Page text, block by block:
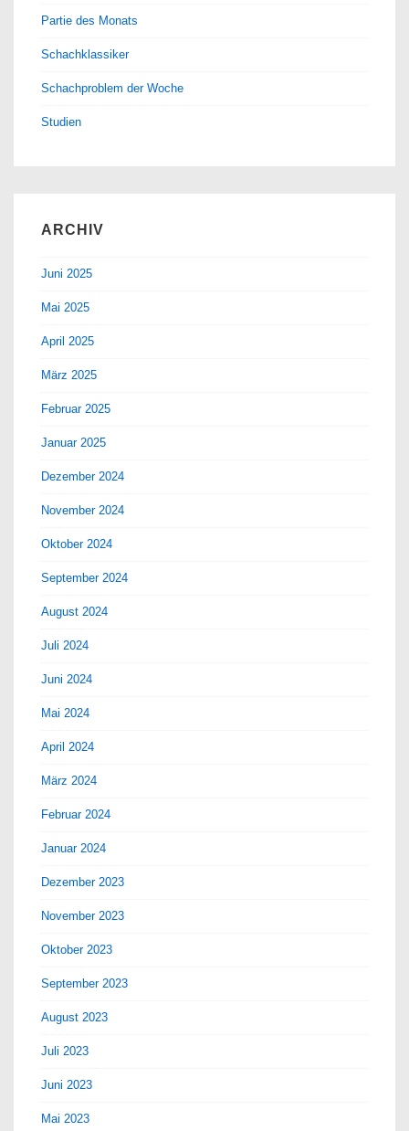
Partie des Monats
Schachklassiker
Schachproblem der Woche
Studien
ARCHIV
Juni 2025
Mai 2025
April 2025
März 2025
Februar 2025
Januar 2025
Dezember 2024
November 2024
Oktober 2024
September 2024
August 2024
Juli 2024
Juni 2024
Mai 2024
April 2024
März 2024
Februar 2024
Januar 2024
Dezember 2023
November 2023
Oktober 2023
September 2023
August 2023
Juli 2023
Juni 2023
Mai 2023